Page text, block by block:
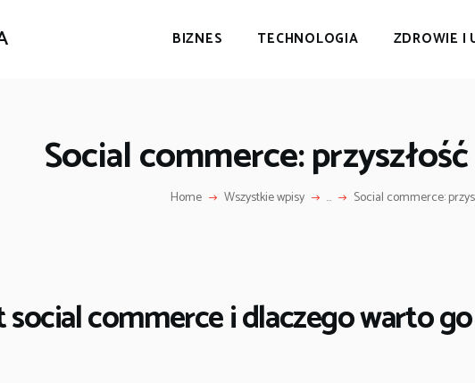
BIZNES TECHNOLOGIA ZDROWIE I
Social commerce:
Home Wszystkie wpisy ... Social commerce:
social commerce i dlaczego warto go